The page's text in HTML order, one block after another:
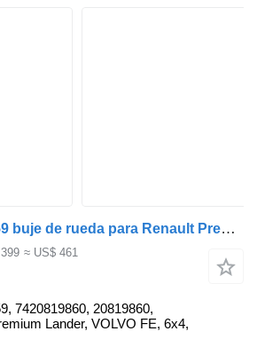
Renault 7420819859 buje de rueda para Renault Premium Lander camión
≈ US$ 461
7420819860, 20819860,
Lander, VOLVO FE, 6x4,